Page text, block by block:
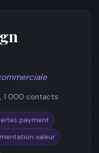
1 000 contacts
payment
valeur